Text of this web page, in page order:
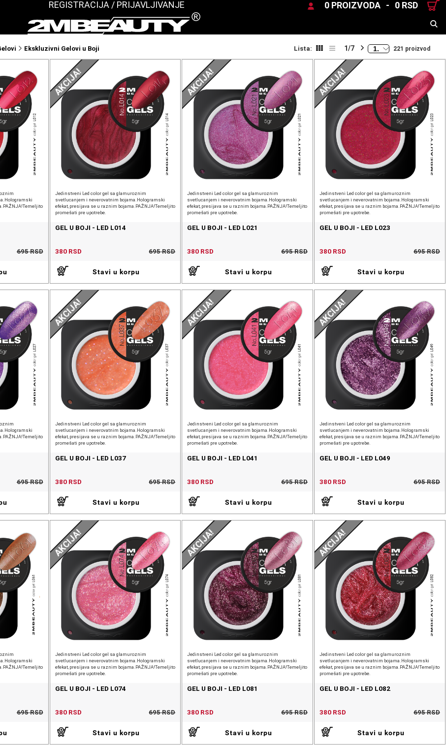
REGISTRACIJA / PRIJAVLJIVANJE 0 PROIZVODA -
0 RSD
TRAŽENJE
Ekskluzivni Gelovi u Boji Lista: 1/7 221 proizvod
695 RSD
AKCIJA!
Jedinstveni Led color gel sa glamuroznim
svetlucanjem i neverovatnim bojama.Hologramski
efekat, presijava se u raznim bojama.PAŽNJA!Temeljito
promešati pre upotrebe.
GEL U BOJI - LED L014
380 RSD 695 RSD
Stavi u korpu
AKCIJA!
Jedinstveni Led color gel sa glamuroznim
svetlucanjem i neverovatnim bojama.Hologramski
efekat, presijava se u raznim bojama.PAŽNJA!Temeljito
promešati pre upotrebe.
GEL U BOJI - LED L021
380 RSD 695 RSD
Stavi u korpu
AKCIJA!
Jedinstveni Led color gel sa glamuroznim
svetlucanjem i neverovatnim bojama.Hologramski
efekat, presijava se u raznim bojama.PAŽNJA!Temeljito
promešati pre upotrebe.
GEL U BOJI - LED L023
380 RSD 695 RSD
Stavi u korpu
695 RSD
AKCIJA!
Jedinstveni Led color gel sa glamuroznim
svetlucanjem i neverovatnim bojama.Hologramski
efekat, presijava se u raznim bojama.PAŽNJA!Temeljito
promešati pre upotrebe.
GEL U BOJI - LED L037
380 RSD 695 RSD
Stavi u korpu
AKCIJA!
Jedinstveni Led color gel sa glamuroznim
svetlucanjem i neverovatnim bojama.Hologramski
efekat, presijava se u raznim bojama.PAŽNJA!Temeljito
promešati pre upotrebe.
GEL U BOJI - LED L041
380 RSD 695 RSD
Stavi u korpu
AKCIJA!
Jedinstveni Led color gel sa glamuroznim
svetlucanjem i neverovatnim bojama.Hologramski
efekat, presijava se u raznim bojama.PAŽNJA!Temeljito
promešati pre upotrebe.
GEL U BOJI - LED L049
380 RSD 695 RSD
Stavi u korpu
695 RSD
AKCIJA!
Jedinstveni Led color gel sa glamuroznim
svetlucanjem i neverovatnim bojama.Hologramski
efekat, presijava se u raznim bojama.PAŽNJA!Temeljito
promešati pre upotrebe.
GEL U BOJI - LED L074
380 RSD 695 RSD
Stavi u korpu
AKCIJA!
Jedinstveni Led color gel sa glamuroznim
svetlucanjem i neverovatnim bojama.Hologramski
efekat, presijava se u raznim bojama.PAŽNJA!Temeljito
promešati pre upotrebe.
GEL U BOJI - LED L081
380 RSD 695 RSD
Stavi u korpu
AKCIJA!
Jedinstveni Led color gel sa glamuroznim
svetlucanjem i neverovatnim bojama.Hologramski
efekat, presijava se u raznim bojama.PAŽNJA!Temeljito
promešati pre upotrebe.
GEL U BOJI - LED L082
380 RSD 695 RSD
Stavi u korpu